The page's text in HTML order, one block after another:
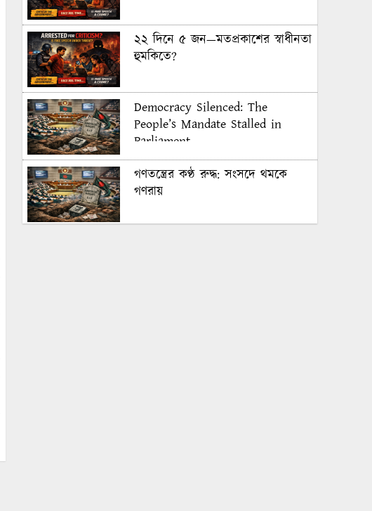
২২ দিনে ৫ জন—মতপ্রকাশের স্বাধীনতা
হুমকিতে?
Democracy Silenced: The
People’s Mandate Stalled in
Parliament
গণতন্ত্রের কণ্ঠ রুদ্ধ: সংসদে থমকে
গণরায়